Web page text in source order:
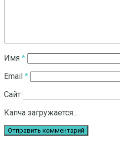
Имя *
Email *
Сайт
Капча загружается...